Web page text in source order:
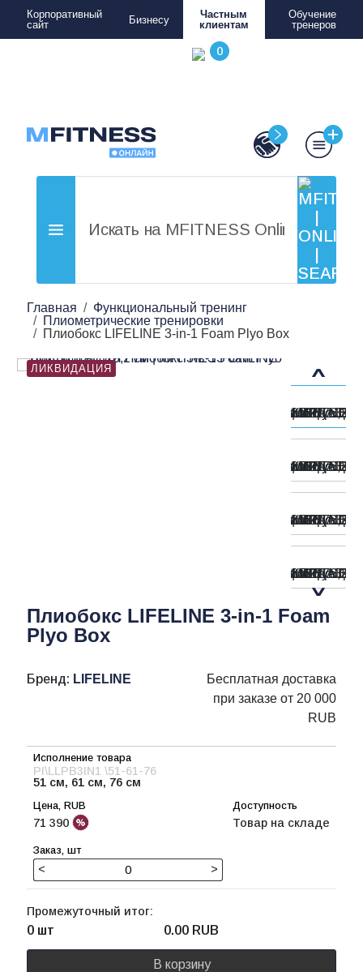
Корпоративный
сайт
Бизнесу
Частным
клиентам
Обучение
тренеров
Главная
Функциональный тренинг
Плиометрические тренировки
Плиобокс LIFELINE 3-in-1 Foam Plyo Box
ЛИКВИДАЦИЯ
Плиобокс LIFELINE 3-in-1 Foam
Plyo Box
Бренд: LIFELINE
Бесплатная доставка
при заказе от 20 000
RUB
PI\LLPB3IN1 \51-61-76
51 см, 61 см, 76 см
71 390 Товар на складе
< >
Промежуточный итог:
0 шт 0.00 RUB
В корзину